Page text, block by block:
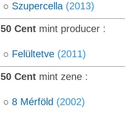
○ Szupercella (2013)
50 Centmint producer :
○ Felültetve (2011)
50 Centmint zene :
○ 8 Mérföld (2002)